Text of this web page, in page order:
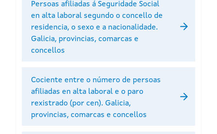
Persoas afiliadas á Seguridade Social
en alta laboral segundo o concello de
residencia, o sexo e a nacionalidade.
Galicia, provincias, comarcas e
concellos
Cociente entre o número de persoas
afiliadas en alta laboral e o paro
rexistrado (por cen). Galicia,
provincias, comarcas e concellos